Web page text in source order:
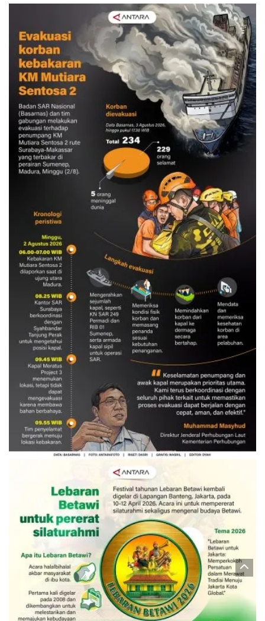
Evakuasi korban kebakaran KM
Mutiara Sentosa 2
3 Agustus 2026